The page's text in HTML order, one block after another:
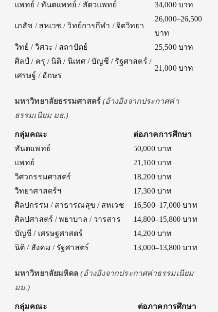
แพทย์ / ทันตแพทย์ / สัตวแพทย์
34,000 บาท
เภสัช / สหเวช / วิทย์การกีฬา / จิตวิทยา
26,000–26,500
บาท
วิทย์ / วิศวะ / สถาปัตย์
25,500 บาท
ศิลป์ / ครุ / นิติ / นิเทศ / บัญชี / รัฐศาสตร์ /
เศรษฐ์ / อักษร
21,000 บาท
มหาวิทยาลัยธรรมศาสตร์ (อ้างอิงจากประกาศค่า
ธรรมเนียม มธ.)
กลุ่มคณะ
ต่อภาคการศึกษา
ทันตแพทย์
50,000 บาท
แพทย์
21,100 บาท
วิศวกรรมศาสตร์
18,200 บาท
วิทยาศาสตร์ฯ
17,300 บาท
ศิลปกรรม / สาธารณสุข / สหเวช
16,500–17,000 บาท
ศิลปศาสตร์ / พยาบาล / วารสาร
14,800–15,800 บาท
บัญชี / เศรษฐศาสตร์
14,200 บาท
นิติ / สังคม / รัฐศาสตร์
13,000–13,800 บาท
มหาวิทยาลัยมหิดล (อ้างอิงจากประกาศค่าธรรมเนียม
มม.)
กลุ่มคณะ
ต่อภาคการศึกษา